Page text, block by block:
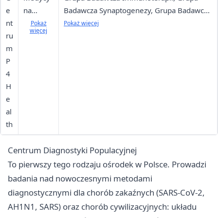
e
nt
ru
m
P
4
H
e
al
th
na
sperson
alizowan
onkologi
a
Pokaż
więcej
Badawcza Synaptogenezy, Grupa Badawcza
Mechanizmów Neurodegeneracji, Grupa
Pokaż więcej
Centrum Diagnostyki Populacyjnej
To pierwszy tego rodzaju ośrodek w Polsce. Prowadzi
badania nad nowoczesnymi metodami
diagnostycznymi dla chorób zakaźnych (SARS-CoV-2,
AH1N1, SARS) oraz chorób cywilizacyjnych: układu